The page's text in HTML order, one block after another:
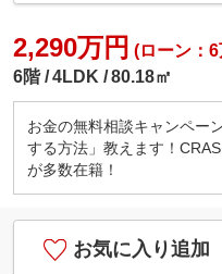
2,290万円 (ローン：
6階 4LDK 80.18㎡
お金の無料相談キャンペー
する方法」教えます！
が多数在籍！
お気に入り追加